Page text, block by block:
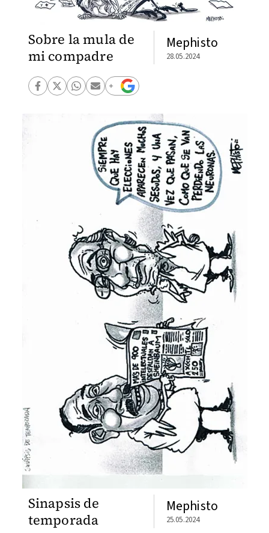
Sobre la mula de
mi compadre
Mephisto
28.05.2024
Sinapsis de
temporada
Mephisto
25.05.2024